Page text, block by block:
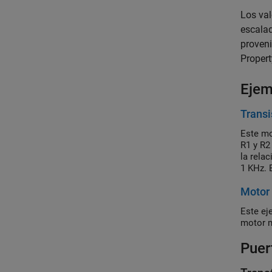
Los
Este
R1 y
la
1 KHz.
Motor
Este
motor